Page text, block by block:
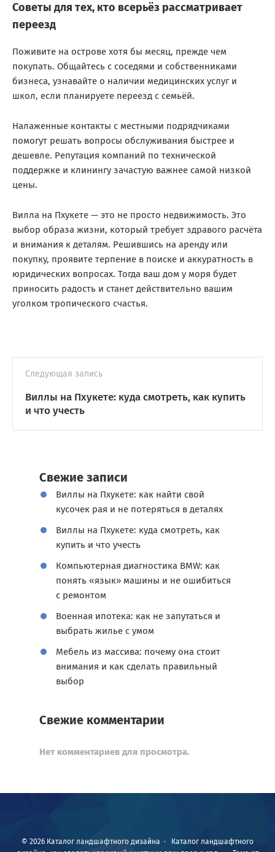
Советы для тех, кто всерьёз рассматривает
переезд
Поживите на острове хотя бы месяц, прежде чем
покупать. Общайтесь с соседями и собственниками
бизнеса, узнавайте о наличии медицинских услуг и
школ, если планируете переезд с семьёй.
Налаженные контакты с местными подрядчиками
помогут решать вопросы обслуживания быстрее и
дешевле. Репутация компаний по технической
поддержке и клинингу зачастую важнее самой низкой
цены.
Вилла на Пхукете — это не просто недвижимость. Это
выбор образа жизни, который требует здравого расчёта
и внимания к деталям. Решившись на аренду или
покупку, проявите терпение в поиске и аккуратность в
юридических вопросах. Тогда ваш дом у моря будет
приносить радость и станет действительно вашим
уголком тропического счастья.
Следующая запись
Виллы на Пхукете: куда смотреть, как купить
и что учесть
Свежие записи
Виллы на Пхукете: как найти свой
кусочек рая и не потеряться в деталях
Виллы на Пхукете: куда смотреть, как
купить и что учесть
Компьютерная диагностика BMW: как
понять «язык» машины и не ошибиться
с ремонтом
Военная ипотека: как не запутаться и
выбрать жилье с умом
Мебель из массива: почему она стоит
внимания и как сделать правильный
выбор
Свежие комментарии
Нет комментариев для просмотра.
© 2026 Каталог ландшафтного дизайна ·
Каталог ландшафтного